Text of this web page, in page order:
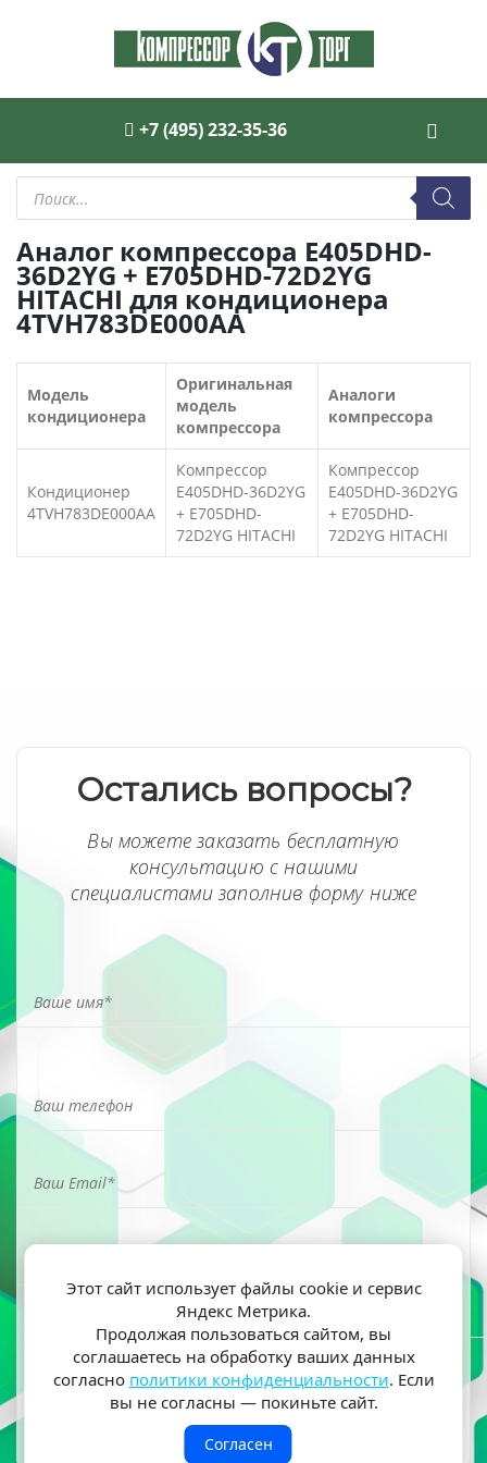
+7 (495) 232-35-36
Поиск
товаров
Аналог компрессора E405DHD-
36D2YG + E705DHD-72D2YG
HITACHI для кондиционера
4TVH783DE000AA
Модель
кондиционера
Оригинальная
модель
компрессора
Аналоги
компрессора
Кондиционер
4TVH783DE000AA
Компрессор
E405DHD-36D2YG
+ E705DHD-
72D2YG HITACHI
Компрессор
E405DHD-36D2YG
+ E705DHD-
72D2YG HITACHI
Остались вопросы?
Вы можете заказать бесплатную
консультацию с нашими
специалистами заполнив форму ниже
Я ознакомлен(а) и согласен(на) на обработку моих
персональных данных согласно политики
конфиденциальности
Этот сайт использует файлы cookie и сервис
Яндекс Метрика.
Продолжая пользоваться сайтом, вы
соглашаетесь на обработку ваших данных
согласно политики конфиденциальности. Если
вы не согласны — покиньте сайт.
Согласен